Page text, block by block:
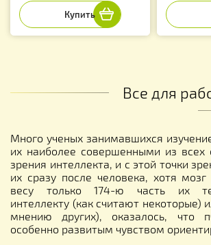
Все для
Много ученых занимавшихся
их наиболее совершенными из всех
зрения интеллекта, и с этой точки
их сразу после человека, хотя
весу только 174-ю часть их
интеллекту (как считают некоторые)
мнению других), оказалось, что
особенно развитым чувством